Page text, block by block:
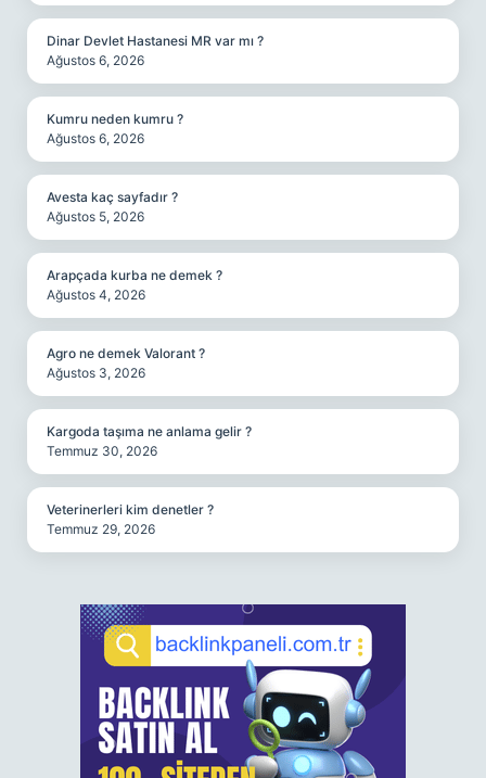
Dinar Devlet Hastanesi MR var mı ?
Ağustos 6, 2026
Kumru neden kumru ?
Ağustos 6, 2026
Avesta kaç sayfadır ?
Ağustos 5, 2026
Arapçada kurba ne demek ?
Ağustos 4, 2026
Agro ne demek Valorant ?
Ağustos 3, 2026
Kargoda taşıma ne anlama gelir ?
Temmuz 30, 2026
Veterinerleri kim denetler ?
Temmuz 29, 2026